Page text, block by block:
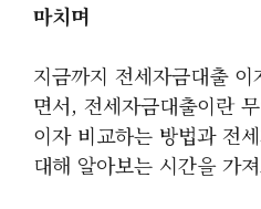
마치며
지금까지 전세자금대출
면서, 전세자금대출이란
이자 비교하는 방법과 전
대해 알아보는 시간을 가